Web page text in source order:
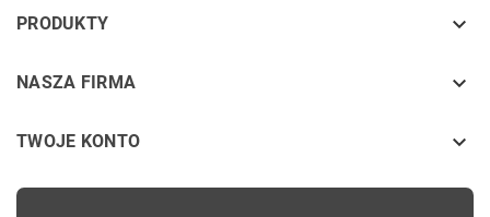
PRODUKTY keyboard_arrow_down
NASZA FIRMA keyboard_arrow_down
TWOJE KONTO 